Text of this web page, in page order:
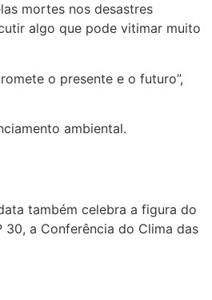
mortes nos desastres
algo que pode vitimar muito
o presente e o futuro”,
ambiental.
também celebra a figura do
a Conferência do Clima das